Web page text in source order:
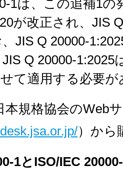
1は、この追補1の
が改正され、JIS
JIS Q 20000-
Q 20000-1:2025
て適用する必要
本規格協会のWeb
）から
1とISO/IEC